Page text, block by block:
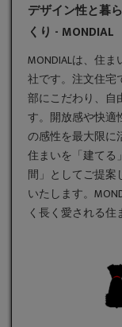
デザイン性と暮
くり - MONDIAL
MONDIALは、住
社です。 注文住宅
部にこだわり、自
す。開放感や快適
の感性を最大限に
住まいを「建てる
間」としてご提案
いたします。
く長く愛される住